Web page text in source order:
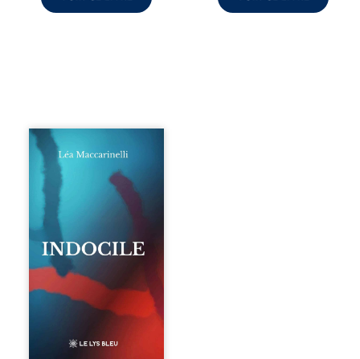
Quatre parties.
Quatre refus.
Quatre visages
d’une existence en
friction. Entre les
silences qu’on ne
déchiffre pas, les
amours qu’on
dérange, les corps
qu’on administre
et les liens qu’on
sabote, cet
ouvrage parle à
vivent trop fort,
trop vrai, trop tôt.